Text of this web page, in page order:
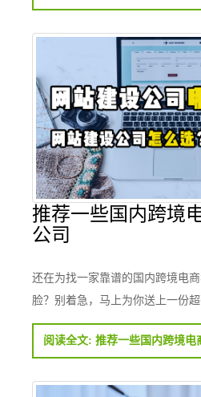
推荐一些国内跨境
公司
还在为找一家靠谱的国内跨境电
脸？别着急，马上为你送上一份超
阅读全文: 推荐一些国内跨境电